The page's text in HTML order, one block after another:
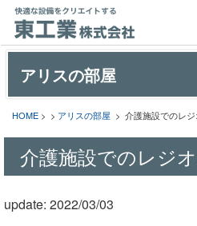
アリスの部屋
HOME > > アリスの部屋 > 介護施設でのレ
介護施設でのレジ
update: 2022/03/03